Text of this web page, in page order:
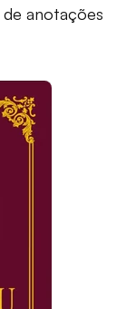
anotações